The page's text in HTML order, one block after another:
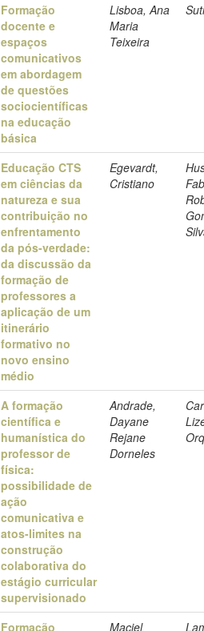
Formação
docente e
espaços
comunicativos
em abordagem
de questões
sociocientíficas
na educação
básica
Lisboa, Ana
Maria
Teixeira
Educação CTS
em ciências da
natureza e sua
contribuição no
enfrentamento
da pós-verdade:
da discussão da
formação de
professores a
aplicação de um
itinerário
formativo no
novo ensino
médio
Egevardt,
Cristiano
A formação
científica e
humanística do
professor de
física:
possibilidade de
ação
comunicativa e
atos-limites na
construção
colaborativa do
estágio curricular
supervisionado
Andrade,
Dayane
Rejane
Dorneles
Formação Maciel